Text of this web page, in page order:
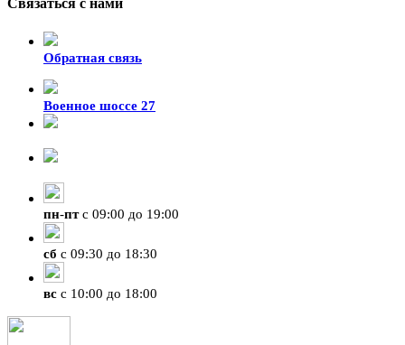
Связаться с нами
Обратная связь
Военное шоссе 27
пн-птс 09:00 до 19:00
сб с 09:30 до 18:30
вс с 10:00 до 18:00